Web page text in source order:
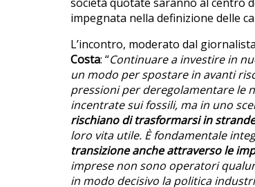
impegnata nella definizione delle
L’incontro, moderato dal giornalista
Costa: “Continuare a investire in
un modo per spostare in avanti
pressioni per deregolamentare le
incentrate sui fossili, ma in uno
rischiano di trasformarsi in
loro vita utile. È fondamentale
transizione anche attraverso le
imprese non sono operatori
in modo decisivo la politica